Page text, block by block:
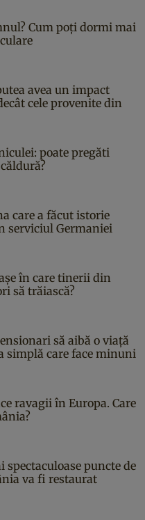
Cum poți dormi mai
avea un impact
cele provenite din
poate pregăti
care a făcut istorie
serviciul Germaniei
în care tinerii din
să trăiască?
să aibă o viață
simplă care face minuni
ravagii în Europa. Care
puncte de
va fi restaurat